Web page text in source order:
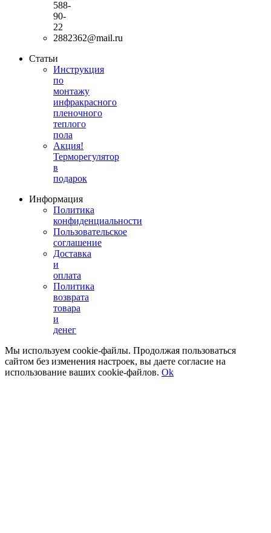
588-
90-
22
2882362@mail.ru
Статьи
Инструкция
по
монтажу
инфракрасного
пленочного
теплого
пола
Акция!
Терморегулятор
в
подарок
Информация
Политика
конфиденциальности
Пользовательское
соглашение
Доставка
и
оплата
Политика
возврата
товара
и
денег
Мы используем cookie-файлы. Продолжая пользоваться
сайтом без изменения настроек, вы даете согласие на
использование ваших cookie-файлов. Ok